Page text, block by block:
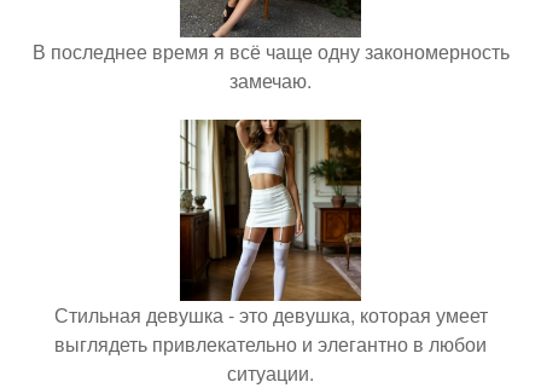
В последнее время я всё чаще одну закономерность
замечаю.
Стильная девушка - это девушка, которая умеет
выглядеть привлекательно и элегантно в любои
ситуации.